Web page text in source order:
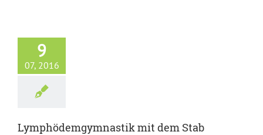
9
07, 2016
dem Stab
& Hinweise
Lymphödemgymnastik mit dem Stab